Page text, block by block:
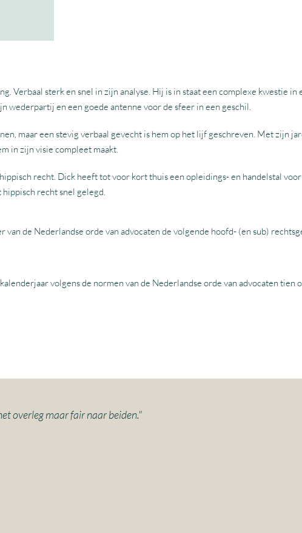
Verbaal sterk en snel in zijn analyse. Hij is in staat een complexe kwestie
wederpartij en een goede antenne voor de sfeer in een geschil.
maar een stevig verbaal gevecht is hem op het lijf geschreven. Met zijn
in zijn visie compleet maakt.
recht. Dick heeft tot voor kort thuis een opleidings- en handelstal
recht snel gelegd.
de Nederlandse orde van advocaten de volgende hoofd- (en sub)
volgens de normen van de Nederlandse orde van advocaten
overleg maar fair naar beiden."